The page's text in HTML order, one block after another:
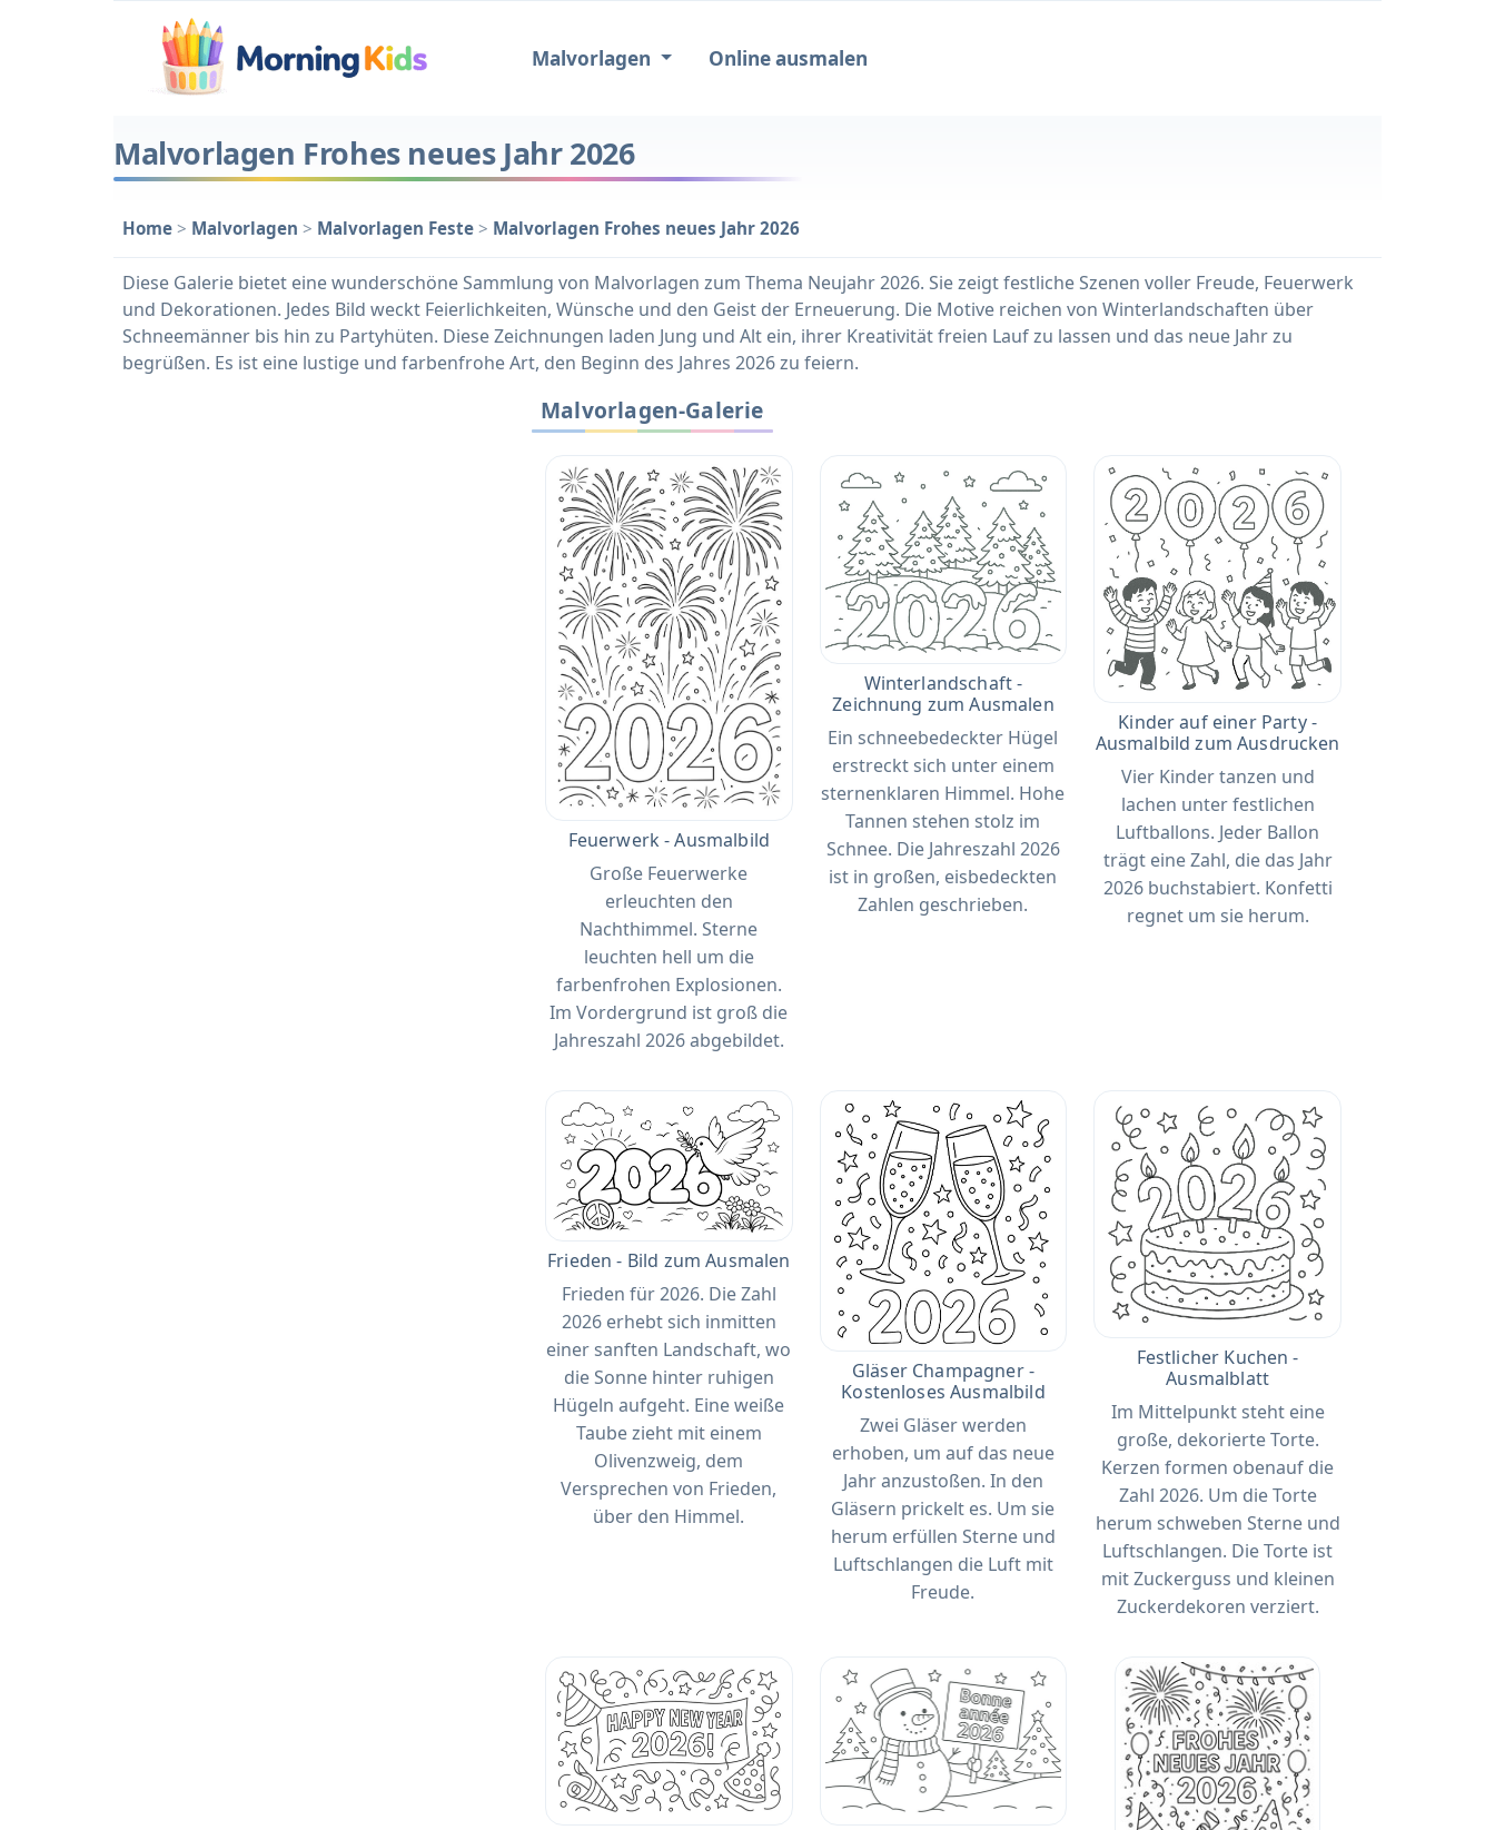
Malvorlagen Online ausmalen
Malvorlagen Frohes neues Jahr 2026
Home > Malvorlagen > Malvorlagen Feste > Malvorlagen Frohes neues Jahr 2026
Diese Galerie bietet eine wunderschöne Sammlung von Malvorlagen zum Thema Neujahr 2026. Sie zeigt festliche Szenen voller Freude, Feuerwerk
und Dekorationen. Jedes Bild weckt Feierlichkeiten, Wünsche und den Geist der Erneuerung. Die Motive reichen von Winterlandschaften über
Schneemänner bis hin zu Partyhüten. Diese Zeichnungen laden Jung und Alt ein, ihrer Kreativität freien Lauf zu lassen und das neue Jahr zu
begrüßen. Es ist eine lustige und farbenfrohe Art, den Beginn des Jahres 2026 zu feiern.
Malvorlagen-Galerie
Feuerwerk - Ausmalbild
Große Feuerwerke
erleuchten den
Nachthimmel. Sterne
leuchten hell um die
farbenfrohen Explosionen.
Im Vordergrund ist groß die
Jahreszahl 2026 abgebildet.
Winterlandschaft -
Zeichnung zum Ausmalen
Ein schneebedeckter Hügel
erstreckt sich unter einem
sternenklaren Himmel. Hohe
Tannen stehen stolz im
Schnee. Die Jahreszahl 2026
ist in großen, eisbedeckten
Zahlen geschrieben.
Kinder auf einer Party -
Ausmalbild zum Ausdrucken
Vier Kinder tanzen und
lachen unter festlichen
Luftballons. Jeder Ballon
trägt eine Zahl, die das Jahr
2026 buchstabiert. Konfetti
regnet um sie herum.
Frieden - Bild zum Ausmalen
Frieden für 2026. Die Zahl
2026 erhebt sich inmitten
einer sanften Landschaft, wo
die Sonne hinter ruhigen
Hügeln aufgeht. Eine weiße
Taube zieht mit einem
Olivenzweig, dem
Versprechen von Frieden,
über den Himmel.
Gläser Champagner -
Kostenloses Ausmalbild
Zwei Gläser werden
erhoben, um auf das neue
Jahr anzustoßen. In den
Gläsern prickelt es. Um sie
herum erfüllen Sterne und
Luftschlangen die Luft mit
Freude.
Festlicher Kuchen -
Ausmalblatt
Im Mittelpunkt steht eine
große, dekorierte Torte.
Kerzen formen obenauf die
Zahl 2026. Um die Torte
herum schweben Sterne und
Luftschlangen. Die Torte ist
mit Zuckerguss und kleinen
Zuckerdekoren verziert.